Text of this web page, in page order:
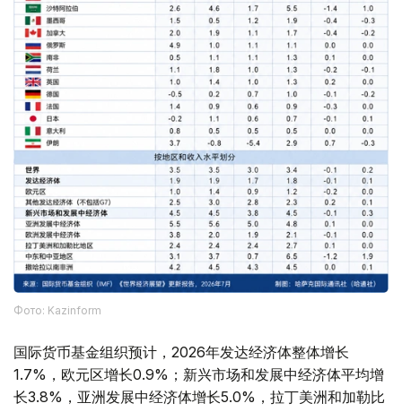
Фото: Kazinform
国际货币基金组织预计，2026年发达经济体整体增长
1.7%，欧元区增长0.9%；新兴市场和发展中经济体平均增
长3.8%，亚洲发展中经济体增长5.0%，拉丁美洲和加勒比